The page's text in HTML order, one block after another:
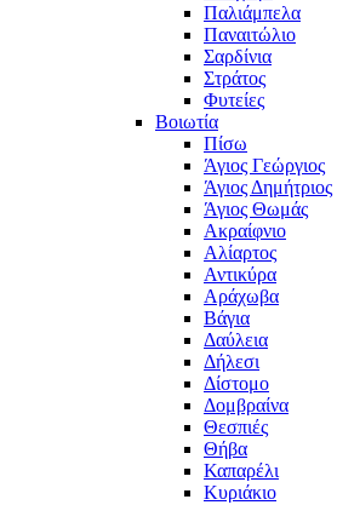
Παλιάμπελα
Παναιτώλιο
Σαρδίνια
Στράτος
Φυτείες
Βοιωτία
Πίσω
Άγιος Γεώργιος
Άγιος Δημήτριος
Άγιος Θωμάς
Ακραίφνιο
Αλίαρτος
Αντικύρα
Αράχωβα
Βάγια
Δαύλεια
Δήλεσι
Δίστομο
Δομβραίνα
Θεσπιές
Θήβα
Καπαρέλι
Κυριάκιο